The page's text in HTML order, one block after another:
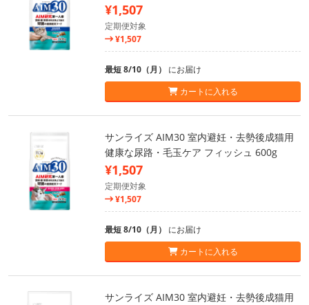
¥1,507
定期便対象
¥1,507
最短 8/10（月） にお届け
カートに入れる
サンライズ AIM30 室内避妊・去勢後成猫用
健康な尿路・毛玉ケア フィッシュ 600g
¥1,507
定期便対象
¥1,507
最短 8/10（月） にお届け
カートに入れる
サンライズ AIM30 室内避妊・去勢後成猫用